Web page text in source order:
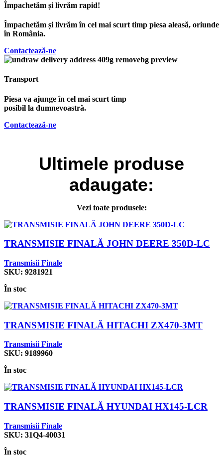
Împachetăm și livrăm rapid!
Împachetăm și livrăm în cel mai scurt timp piesa aleasă, oriunde
în România.
Contactează-ne
Transport
Piesa va ajunge în cel mai scurt timp
posibil la dumnevoastră.
Contactează-ne
Ultimele produse
adaugate:
Vezi toate produsele:
TRANSMISIE FINALĂ JOHN DEERE 350D-LC
Transmisii Finale
SKU: 9281921
În stoc
TRANSMISIE FINALĂ HITACHI ZX470-3MT
Transmisii Finale
SKU: 9189960
În stoc
TRANSMISIE FINALĂ HYUNDAI HX145-LCR
Transmisii Finale
SKU: 31Q4-40031
În stoc